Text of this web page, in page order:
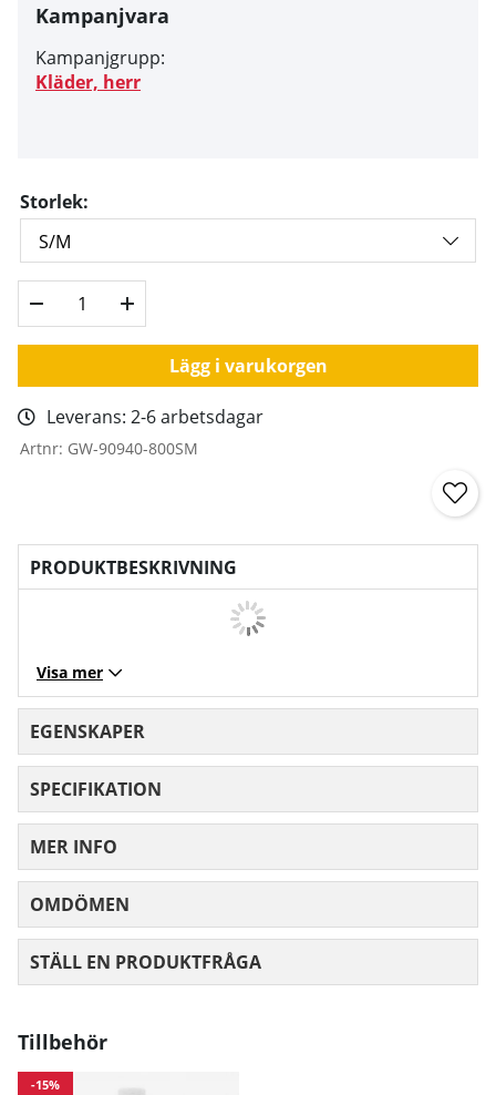
Kampanjvara
Kampanjgrupp:
Kläder, herr
Storlek:
Lägg i varukorgen
Leverans: 2-6 arbetsdagar
Artnr: GW-90940-800SM
PRODUKTBESKRIVNING
Visa mer
EGENSKAPER
SPECIFIKATION
MER INFO
OMDÖMEN
STÄLL EN PRODUKTFRÅGA
Tillbehör
-15%